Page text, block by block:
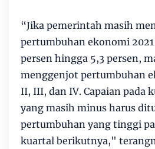
“Jika pemerintah masih
pertumbuhan ekonomi
persen hingga 5,3 persen,
menggenjot pertumbuhan
II, III, dan IV. Capaian pada
yang masih minus harus
pertumbuhan yang tinggi
kuartal berikutnya,"